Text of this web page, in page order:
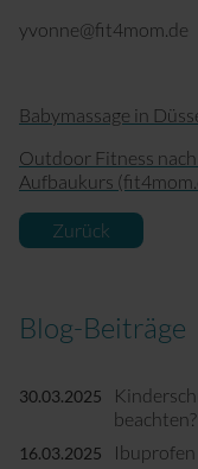
yvonne@fit4mom.de
Babymassage in
Outdoor Fitness
Aufbaukurs
Zurück
Blog-Beiträge
30.03.2025
beachten?
16.03.2025